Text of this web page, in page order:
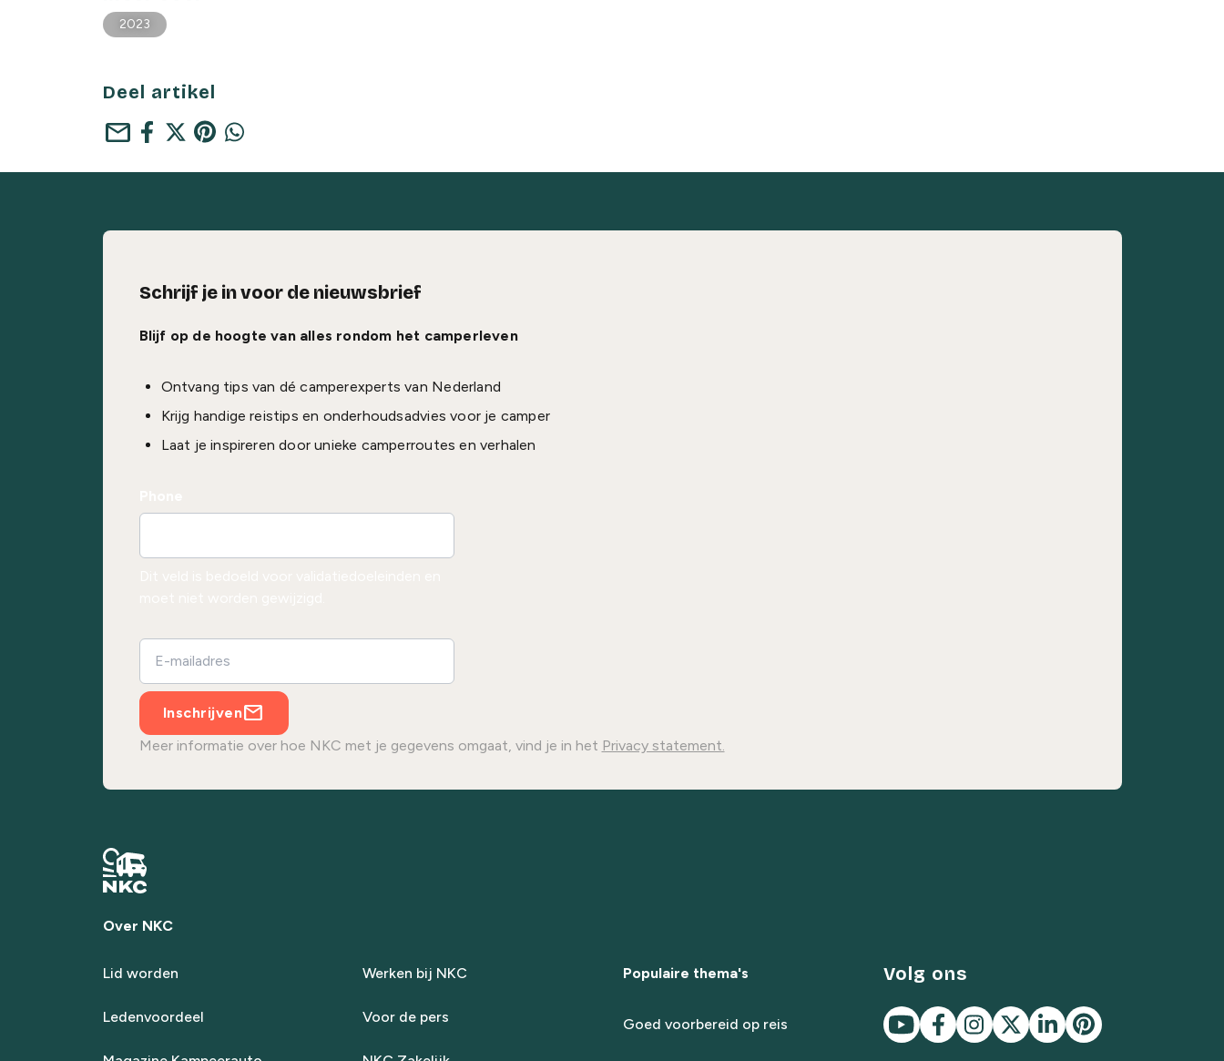
2023
Deel artikel
mail
Schrijf je in voor de nieuwsbrief
Blijf op de hoogte van alles rondom het camperleven
Ontvang tips van dé camperexperts van Nederland
Krijg handige reistips en onderhoudsadvies voor je camper
Laat je inspireren door unieke camperroutes en verhalen
Inschrijven
Meer informatie over hoe NKC met je gegevens omgaat, vind je in het Privacy statement.
Over NKC
Lid worden
Ledenvoordeel
Werken bij NKC
Voor de pers
Populaire thema's
Goed voorbereid op reis
Volg ons